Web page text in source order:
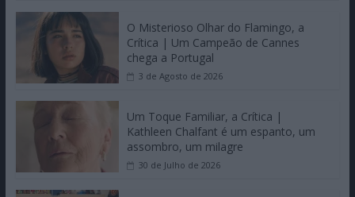
O Misterioso Olhar do Flamingo, a
Crítica | Um Campeão de Cannes
chega a Portugal
3 de Agosto de 2026
Um Toque Familiar, a Crítica |
Kathleen Chalfant é um espanto, um
assombro, um milagre
30 de Julho de 2026